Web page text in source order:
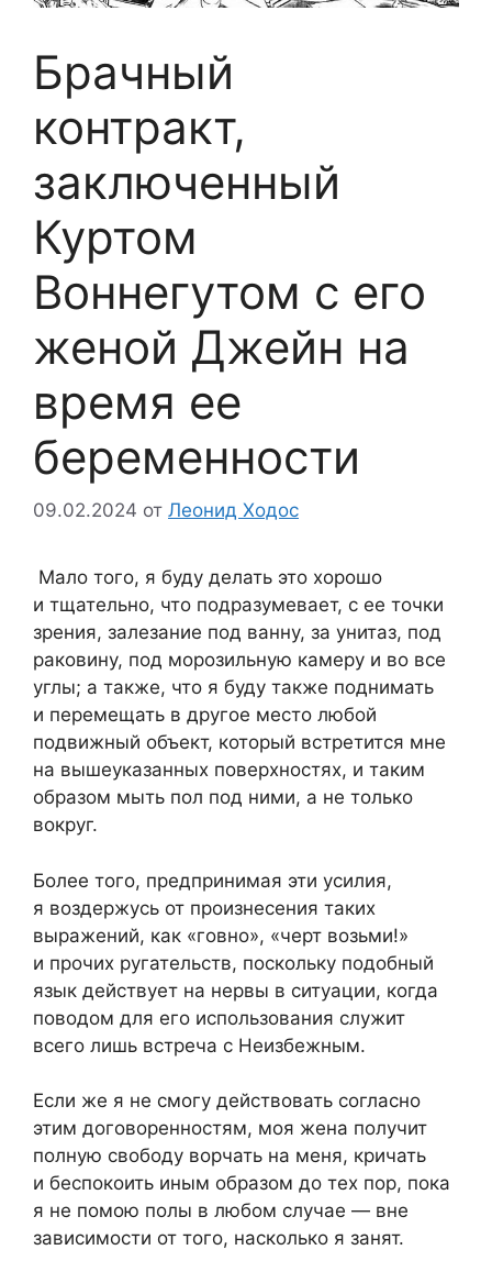
Брачный
контракт,
заключенный
Куртом
Воннегутом с его
женой Джейн на
время ее
беременности
09.02.2024 от Леонид Ходос
Мало того, я буду делать это хорошо
и тщательно, что подразумевает, с ее точки
зрения, залезание под ванну, за унитаз, под
раковину, под морозильную камеру и во все
углы; а также, что я буду также поднимать
и перемещать в другое место любой
подвижный объект, который встретится мне
на вышеуказанных поверхностях, и таким
образом мыть пол под ними, а не только
вокруг.
Более того, предпринимая эти усилия,
я воздержусь от произнесения таких
выражений, как «говно», «черт возьми!»
и прочих ругательств, поскольку подобный
язык действует на нервы в ситуации, когда
поводом для его использования служит
всего лишь встреча с Неизбежным.
Если же я не смогу действовать согласно
этим договоренностям, моя жена получит
полную свободу ворчать на меня, кричать
и беспокоить иным образом до тех пор, пока
я не помою полы в любом случае — вне
зависимости от того, насколько я занят.